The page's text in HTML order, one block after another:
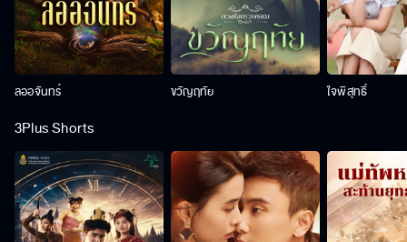
ลออจันทร์ ขวัญฤทัย ใจพิสุทธิ์
3Plus Shorts